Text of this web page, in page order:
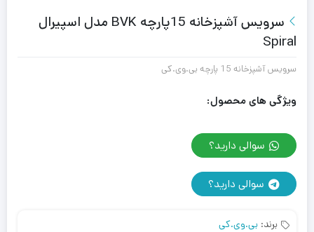
سرویس آشپزخانه 15پارچه BVK مدل اسپیرال
Spiral
سرویس آشپزخانه 15 پارچه بی.وی.کی
ویژگی های محصول:
سوالی دارید؟
سوالی دارید؟
برند: بی.وی.کی